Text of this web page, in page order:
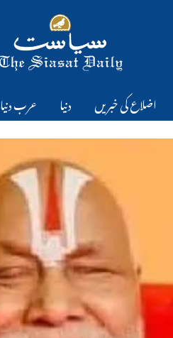
اضلاع کی خبریں دنیا عرب دنیا